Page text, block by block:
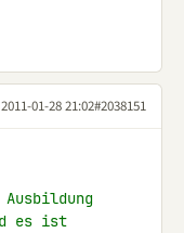
2011-01-28 21:02#2038151
es ist